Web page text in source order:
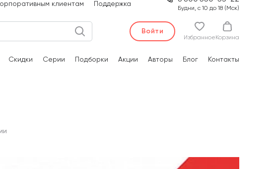
клиентам Поддержка
Будни, с 10 до 18 (Мск)
Войти
Избранное Корзина
Скидки Серии Подборки Акции Авторы Блог Контакты